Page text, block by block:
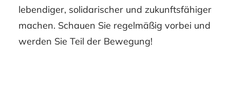
lebendiger, solidarischer und zukunftsfähiger
machen. Schauen Sie regelmäßig vorbei und
werden Sie Teil der Bewegung!